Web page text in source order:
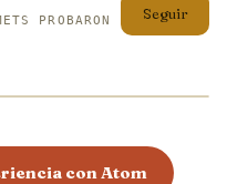
Seguir
PROBARON ESTO
con Atom